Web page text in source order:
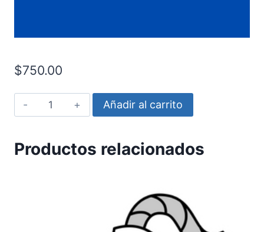
$750.00
Patricio
comiendo
acostado
Añadir al carrito
Productos relacionados